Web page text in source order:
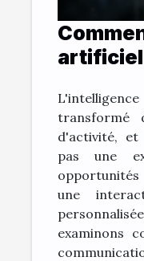
de
transformé
d'activité,
pas une
une
examinons